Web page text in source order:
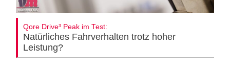
Qore Drive³ Peak im Test:
Natürliches Fahrverhalten trotz hoher
Leistung?